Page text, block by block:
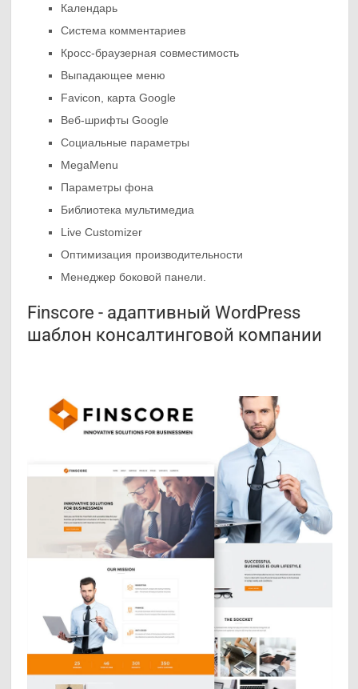
Календарь
Система комментариев
Кросс-браузерная совместимость
Выпадающее меню
Favicon, карта Google
Веб-шрифты Google
Социальные параметры
MegaMenu
Параметры фона
Библиотека мультимедиа
Live Customizer
Оптимизация производительности
Менеджер боковой панели.
Finscore - адаптивный WordPress
шаблон консалтинговой компании